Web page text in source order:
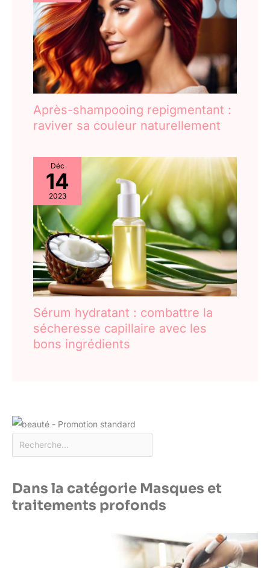
Après-shampooing repigmentant :
raviver sa couleur naturellement
Déc
14
2023
Sérum hydratant : combattre la
sécheresse capillaire avec les
bons ingrédients
Dans la catégorie Masques et
traitements profonds